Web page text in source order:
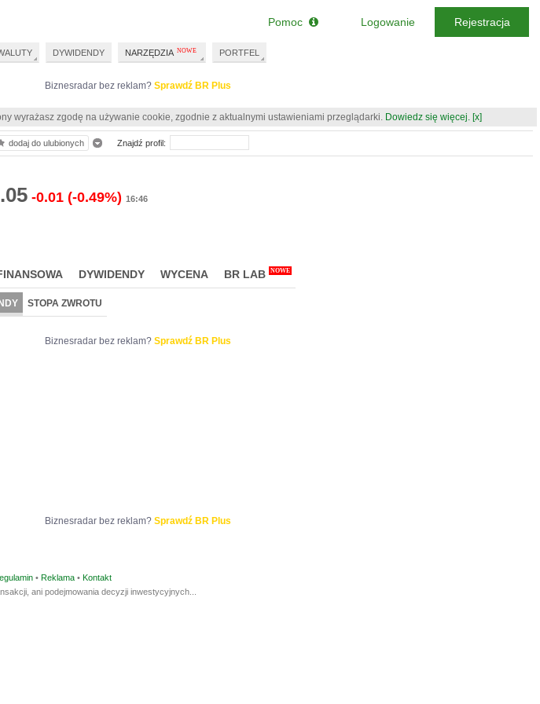
Biznesradar bez reklam? Sprawdź BR Plus
wyrażasz zgodę na używanie cookie, zgodnie z aktualnymi ustawieniami przeglądarki. Dowiedz się więcej. [x]
-0.01 (-0.49%) 16:46
DYWIDENDY WYCENA BR LAB NOWE
STOPA ZWROTU
Biznesradar bez reklam? Sprawdź BR Plus
Biznesradar bez reklam? Sprawdź BR Plus
dodaj do ulubionych Znajdź profil:
DYWIDENDY NARZĘDZIA PORTFEL
Pomoc Logowanie Rejestracja
• Reklama • Kontakt
ani podejmowania decyzji inwestycyjnych...